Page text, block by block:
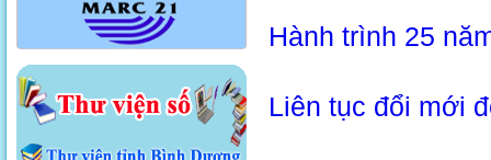
Hành trình 25
Liên tục đổi mới